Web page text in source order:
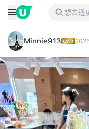
Minnie913